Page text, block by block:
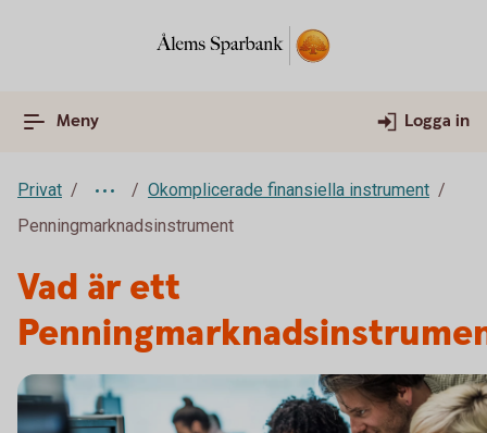
Meny Logga in
Privat
Okomplicerade finansiella instrument
Penningmarknadsinstrument
Vad är ett